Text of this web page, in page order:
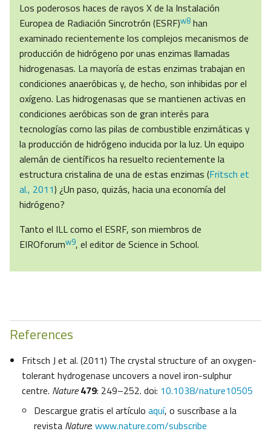
Los poderosos haces de rayos X de la Instalación
Europea de Radiación Sincrotrón (ESRF)w8 han
examinado recientemente los complejos mecanismos de
producción de hidrógeno por unas enzimas llamadas
hidrogenasas. La mayoría de estas enzimas trabajan en
condiciones anaeróbicas y, de hecho, son inhibidas por el
oxígeno. Las hidrogenasas que se mantienen activas en
condiciones aeróbicas son de gran interés para
tecnologías como las pilas de combustible enzimáticas y
la producción de hidrógeno inducida por la luz. Un equipo
alemán de científicos ha resuelto recientemente la
estructura cristalina de una de estas enzimas (Fritsch et
al., 2011) ¿Un paso, quizás, hacia una economía del
hidrógeno?
Tanto el ILL como el ESRF, son miembros de
EIROforumw9, el editor de Science in School.
References
Fritsch J et al. (2011) The crystal structure of an oxygen-
tolerant hydrogenase uncovers a novel iron-sulphur
centre. Nature 479: 249–252. doi: 10.1038/nature10505
Descargue gratis el artículo aquí, o suscríbase a la
revista Nature: www.nature.com/subscribe